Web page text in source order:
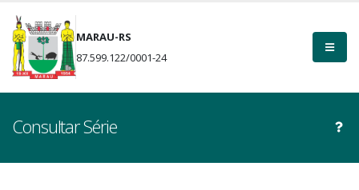
MARAU-RS
87.599.122/0001-24
Consultar Série